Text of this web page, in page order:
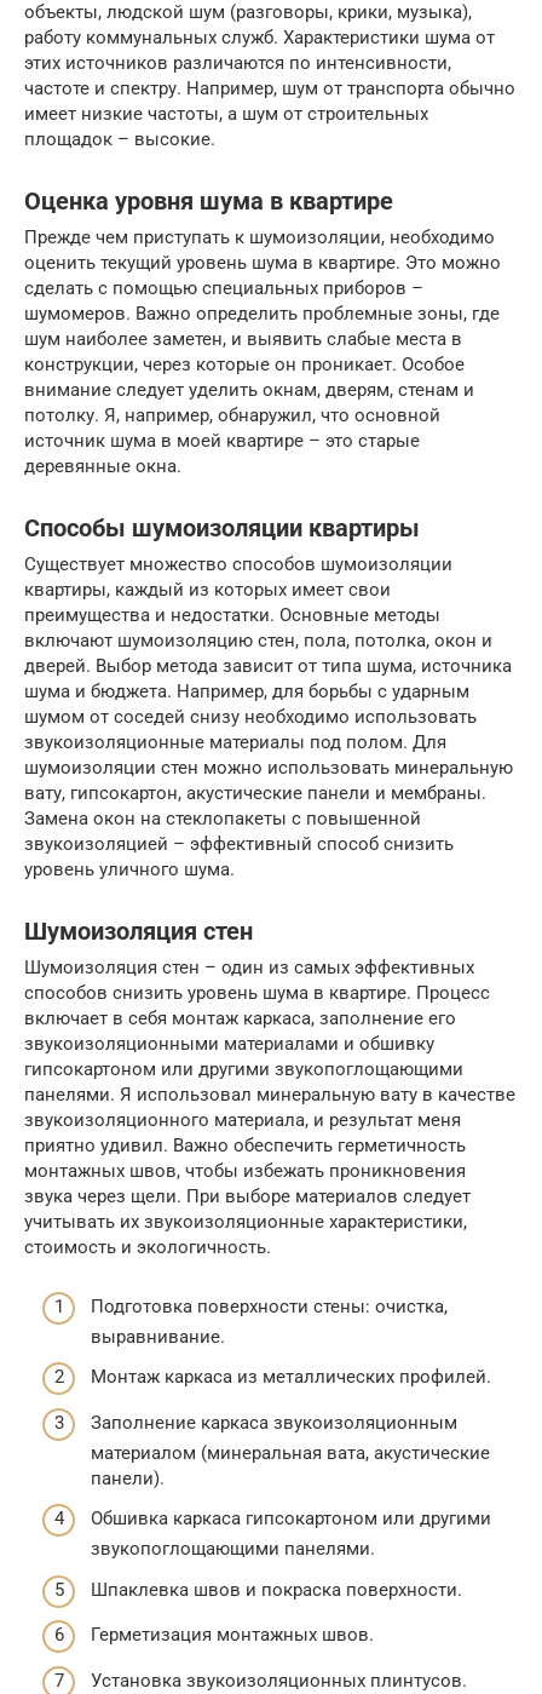
объекты, людской шум (разговоры, крики, музыка),
работу коммунальных служб. Характеристики шума от
этих источников различаются по интенсивности,
частоте и спектру. Например, шум от транспорта обычно
имеет низкие частоты, а шум от строительных
площадок – высокие.
Оценка уровня шума в квартире
Прежде чем приступать к шумоизоляции, необходимо
оценить текущий уровень шума в квартире. Это можно
сделать с помощью специальных приборов –
шумомеров. Важно определить проблемные зоны, где
шум наиболее заметен, и выявить слабые места в
конструкции, через которые он проникает. Особое
внимание следует уделить окнам, дверям, стенам и
потолку. Я, например, обнаружил, что основной
источник шума в моей квартире – это старые
деревянные окна.
Способы шумоизоляции квартиры
Существует множество способов шумоизоляции
квартиры, каждый из которых имеет свои
преимущества и недостатки. Основные методы
включают шумоизоляцию стен, пола, потолка, окон и
дверей. Выбор метода зависит от типа шума, источника
шума и бюджета. Например, для борьбы с ударным
шумом от соседей снизу необходимо использовать
звукоизоляционные материалы под полом. Для
шумоизоляции стен можно использовать минеральную
вату, гипсокартон, акустические панели и мембраны.
Замена окон на стеклопакеты с повышенной
звукоизоляцией – эффективный способ снизить
уровень уличного шума.
Шумоизоляция стен
Шумоизоляция стен – один из самых эффективных
способов снизить уровень шума в квартире. Процесс
включает в себя монтаж каркаса, заполнение его
звукоизоляционными материалами и обшивку
гипсокартоном или другими звукопоглощающими
панелями. Я использовал минеральную вату в качестве
звукоизоляционного материала, и результат меня
приятно удивил. Важно обеспечить герметичность
монтажных швов, чтобы избежать проникновения
звука через щели. При выборе материалов следует
учитывать их звукоизоляционные характеристики,
стоимость и экологичность.
Подготовка поверхности стены: очистка,
выравнивание.
Монтаж каркаса из металлических профилей.
Заполнение каркаса звукоизоляционным
материалом (минеральная вата, акустические
панели).
Обшивка каркаса гипсокартоном или другими
звукопоглощающими панелями.
Шпаклевка швов и покраска поверхности.
Герметизация монтажных швов.
Установка звукоизоляционных плинтусов.